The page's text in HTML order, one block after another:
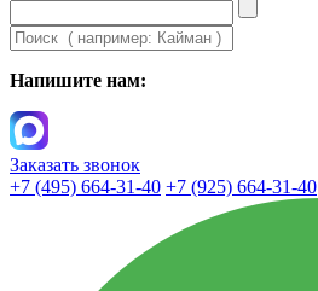
Напишите нам:
Заказать звонок
+7 (495) 664-31-40 +7 (925) 664-31-40